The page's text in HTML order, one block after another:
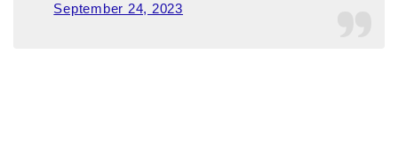
September 24, 2023